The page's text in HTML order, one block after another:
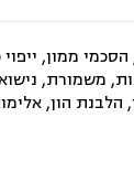
ממון, ייפוי
משמורת,
הלבנת הון,